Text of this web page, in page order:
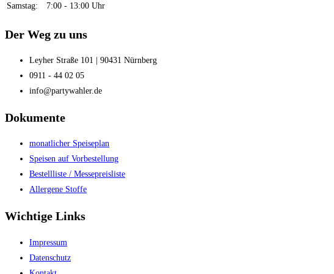
Samstag:
7:00 - 13:00 Uhr
Der Weg zu uns
Leyher Straße 101 | 90431 Nürnberg
0911 - 44 02 05
info@partywahler.de
Dokumente
monatlicher Speiseplan
Speisen auf Vorbestellung
Bestellliste / Messepreisliste
Allergene Stoffe
Wichtige Links
Impressum
Datenschutz